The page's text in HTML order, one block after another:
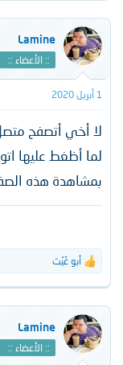
ف
ا
ع
ل
ت
:
Lamine
:: الأعضاء ::
1 أبريل 2020
لا أخي أتصفح
لما أظغط عليها
بمشاهدة هذه
ا
ف
ا
ع
ل
أبو غَيْث
Lamine
:: الأعضاء ::